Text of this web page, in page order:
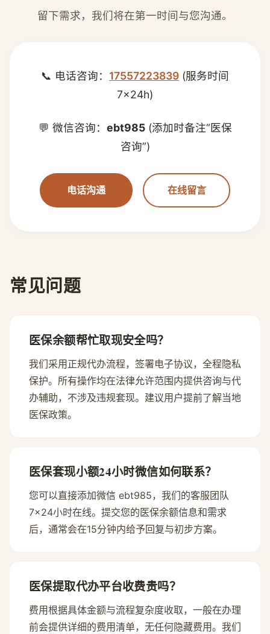
留下需求，我们将在第一时间与您沟通。
📞 电话咨询： 17557223839 (服务时间
7×24h)
💬 微信咨询： ebt985(添加时备注“医保
咨询”)
电话沟通 在线留言
常见问题
医保余额帮忙取现安全吗？
我们采用正规代办流程，签署电子协议，全程隐私
保护。所有操作均在法律允许范围内提供咨询与代
办辅助，不涉及违规套现。建议用户提前了解当地
医保政策。
医保套现小额24小时微信如何联系？
您可以直接添加微信 ebt985，我们的客服团队
7×24小时在线。提交您的医保余额信息和需求
后，通常会在15分钟内给予回复与初步方案。
医保提取代办平台收费贵吗？
费用根据具体金额与流程复杂度收取，一般在办理
前会提供详细的费用清单，无任何隐藏费用。我们